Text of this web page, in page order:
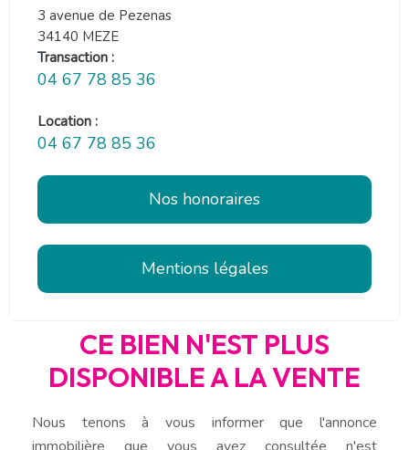
3 avenue de Pezenas
34140 MEZE
Transaction :
04 67 78 85 36
Location :
04 67 78 85 36
Nos honoraires
Mentions légales
CE BIEN N'EST PLUS
DISPONIBLE A LA VENTE
Nous tenons à vous informer que l'annonce
immobilière que vous avez consultée n'est